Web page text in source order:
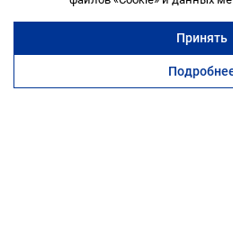
коворкинг переговорные
Политика обработки персональных
Принять